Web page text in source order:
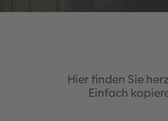
Hier finden Sie
Einfach